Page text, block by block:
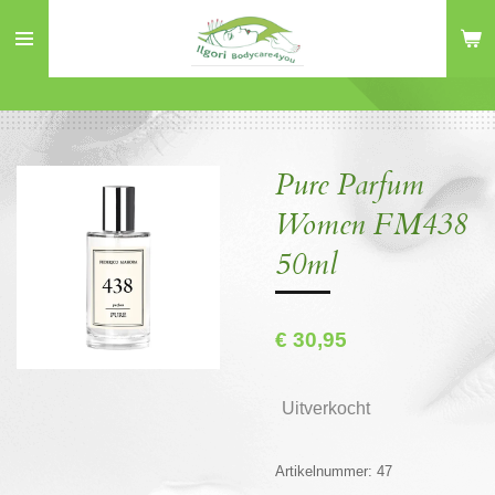
direct
hoofdinhoud
Pure Parfum
Women FM438
50ml
€ 30,95
Uitverkocht
Artikelnummer: 47